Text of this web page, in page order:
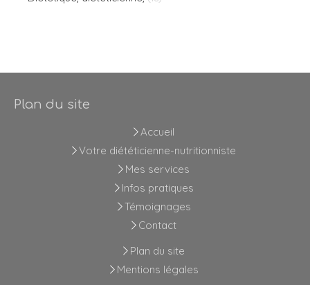
Plan du site
Accueil
Votre diététicienne-nutritionniste
Mes services
Infos pratiques
Témoignages
Contact
Plan du site
Mentions légales